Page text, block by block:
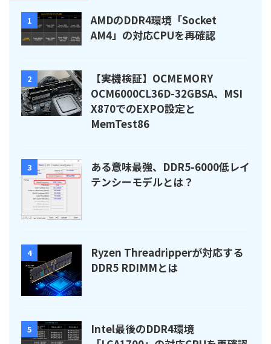
1
AMDのDDR4環境「Socket
AM4」の対応CPUを再確認
2
【実機検証】OCMEMORY
OCM6000CL36D-32GBSA、MSI
X870でのEXPO設定と
MemTest86
3
ある意味最強、DDR5-6000低レイ
テンシーモデルとは？
4
Ryzen Threadripperが対応する
DDR5 RDIMMとは
5
Intel最後のDDR4環境